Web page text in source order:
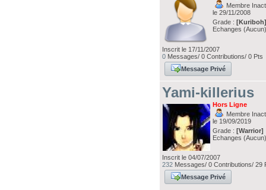
Membre
le 29/11/2008
Grade :
Echanges
Inscrit le 17/11/2007
0 Messages/ 0 Contributions/ 0 Pts
Message Privé
Yami-killerius
Hors Ligne
Membre
le 19/09/2019
Grade :[Warrior]
Echanges
Inscrit le 04/07/2007
232 Messages/ 0 Contributions/ 29
Message Privé